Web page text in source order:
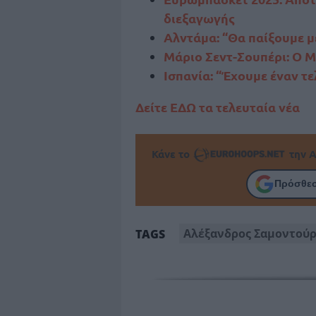
διεξαγωγής
Αλντάμα: “Θα παίξουμε
Μάριο Σεντ-Σουπέρι: Ο
Ισπανία: “Έχουμε έναν
Δείτε ΕΔΩ τα τελευταία νέα
Κάνε το την
TAGS Αλέξανδρος